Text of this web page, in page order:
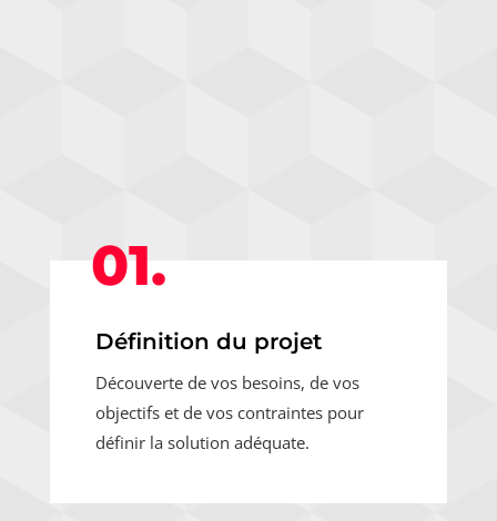
01.
Définition du projet
Découverte de vos besoins, de vos
objectifs et de vos contraintes pour
définir la solution adéquate.